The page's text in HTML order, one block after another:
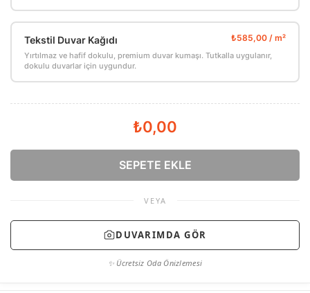
Tekstil Duvar Kağıdı
Yırtılmaz ve hafif dokulu, premium duvar kumaşı. Tutkalla uygulanır,
dokulu duvarlar için uygundur.
₺0,00
SEPETE EKLE
VEYA
DUVARIMDA GÖR
✨ Ücretsiz Oda Önizlemesi